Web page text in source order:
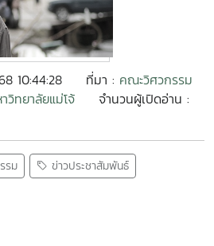
10:44:28 ที่มา : คณะวิศวกรรม
วิทยาลัยแม่โจ้
จำนวนผู้เปิดอ่าน :
รม ข่าวประชาสัมพันธ์